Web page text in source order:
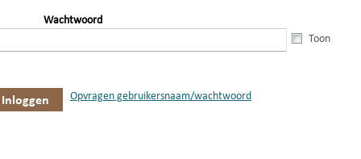
Wachtwoord
Toon
Opvragen gebruikersnaam/wachtwoord